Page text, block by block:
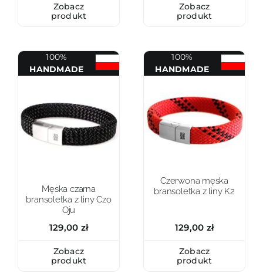
Zobacz
produkt
Zobacz
produkt
100%
HANDMADE
Męska czarna
bransoletka z liny Czo
Oju
129,00 zł
Zobacz
produkt
100%
HANDMADE
Czerwona męska
bransoletka z liny K2
129,00 zł
Zobacz
produkt